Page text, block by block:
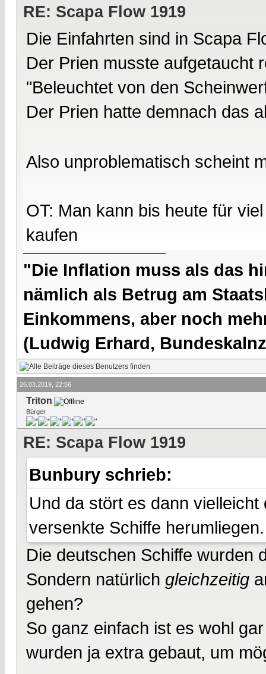
RE: Scapa Flow 1919
Die Einfahrten sind in Scapa
Der Prien musste aufgetaucht
"Beleuchtet von den
Der Prien hatte demnach das
Also unproblematisch scheint
OT: Man kann bis heute für
kaufen
"Die Inflation muss als das
nämlich als Betrug am
Einkommens, aber noch
(Ludwig Erhard,
26.03.2019, 22:56
Triton
Bürger
RE: Scapa Flow 1919
Bunbury schrieb:
Und da stört es dann
versenkte Schiffe herumliegen.
Die deutschen Schiffe wurden
Sondern natürlich gleichzeitig
gehen?
So ganz einfach ist es wohl
wurden ja extra gebaut, um